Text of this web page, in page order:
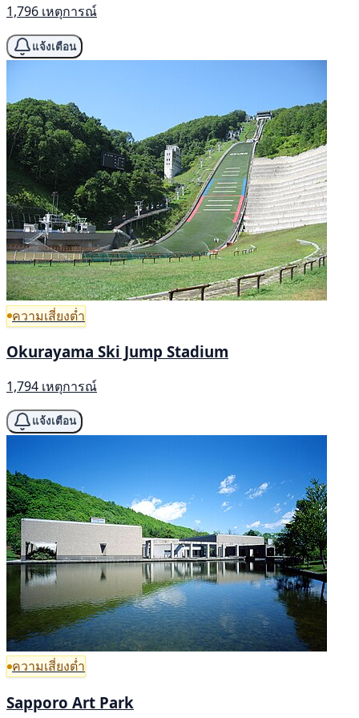
1,796 เหตุการณ์
แจ้งเตือน
ความเสี่ยงต่ำ
Okurayama Ski Jump Stadium
1,794 เหตุการณ์
แจ้งเตือน
ความเสี่ยงต่ำ
Sapporo Art Park